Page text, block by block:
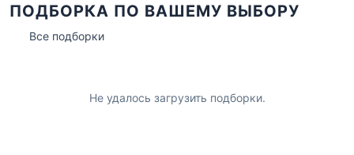
ПОДБОРКА ПО ВАШЕМУ ВЫБОРУ
Все подборки
Не удалось загрузить подборки.